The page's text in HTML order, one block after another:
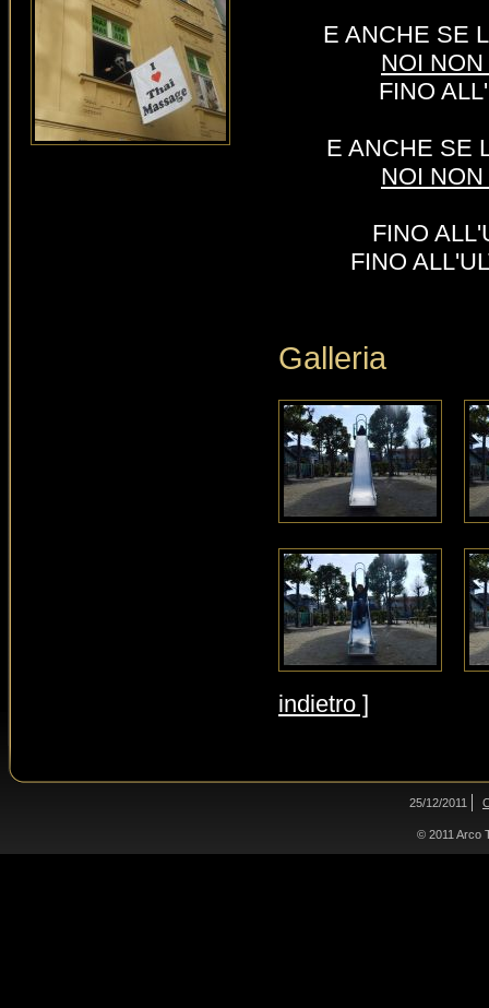
E ANCHE SE
NOI
FINO
E ANCHE SE
NOI
FINO
FINO
Galleria
indietro ]
25/12/2011
© 2011 Arco